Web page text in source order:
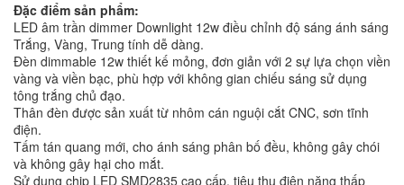
Đặc điểm sản phẩm:
LED âm trần dimmer Downlight 12w điều chỉnh độ sáng ánh sáng
Trắng, Vàng, Trung tính dễ dàng.
Đèn dimmable 12w thiết kế mỏng, đơn giản với 2 sự lựa chọn viền
vàng và viền bạc, phù hợp với không gian chiếu sáng sử dụng
tông trắng chủ đạo.
Thân đèn được sản xuất từ nhôm cán nguội cắt CNC, sơn tĩnh
điện.
Tấm tán quang mới, cho ánh sáng phân bố đều, không gây chói
và không gây hại cho mắt.
Sử dụng chip LED SMD2835 cao cấp, tiêu thụ điện năng thấp